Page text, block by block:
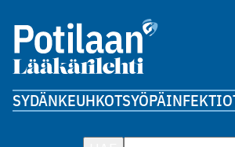
SYDÄNKEUHKOTSYÖPÄ